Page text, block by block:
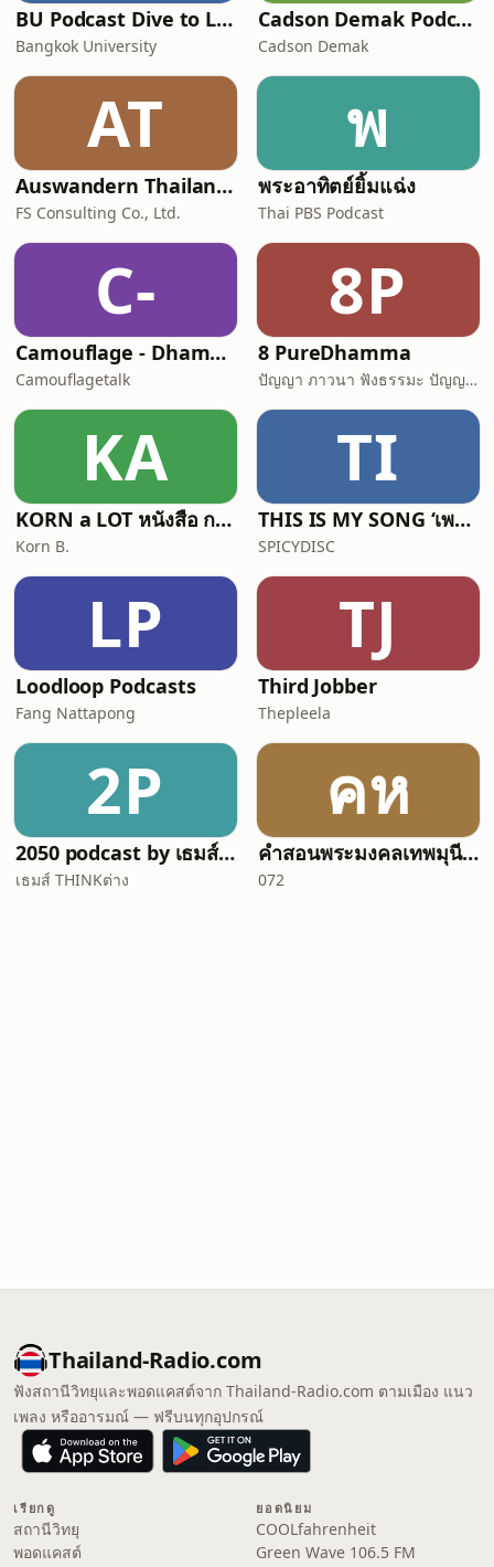
BU Podcast Dive to Lock in
Bangkok University
Cadson Demak Podcast
Cadson Demak
AT
Auswandern Thailand Podcast
FS Consulting Co., Ltd.
พ
พระอาทิตย์ยิ้มแฉ่ง
Thai PBS Podcast
C-
Camouflage - Dhamma Talk
Camouflagetalk
8P
8 PureDhamma
ปัญญา ภาวนา ฟังธรรมะ ปัญญาภาวนา Panya Bhavana
KA
KORN a LOT หนังสือ การเดินทาง ความรู้สึก
Korn B.
TI
THIS IS MY SONG ‘เพราะเพลงนั้นทำให้ฉันตาสว่าง’
SPICYDISC
LP
Loodloop Podcasts
Fang Nattapong
TJ
Third Jobber
Thepleela
2P
2050 podcast by เธมส์ THINKต่าง
เธมส์ THINKต่าง
คห
คำสอนพระมงคลเทพมุนี หลวงพ่อวัดปากน้ำ
072
Thailand-Radio.com
ฟังสถานีวิทยุและพอดแคสต์จาก Thailand-Radio.com ตามเมือง แนว
เพลง หรืออารมณ์ — ฟรีบนทุกอุปกรณ์
เรียกดู
สถานีวิทยุ
พอดแคสต์
ยอดนิยม
COOLfahrenheit
Green Wave 106.5 FM